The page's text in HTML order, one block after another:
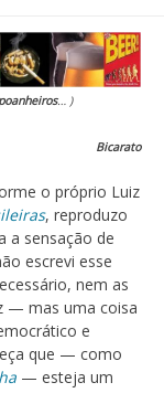
… )
Bicarato
o próprio Luiz
, reproduzo
a sensação de
escrevi esse
nem as
— mas uma coisa
e
que — como
— esteja um